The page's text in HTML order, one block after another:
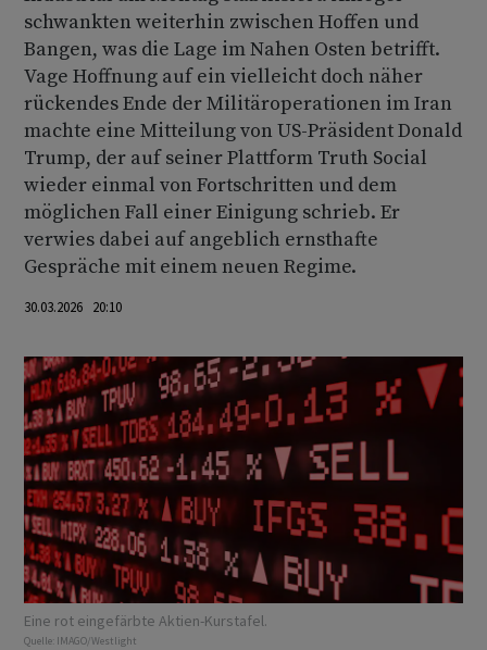
schwankten weiterhin zwischen Hoffen und
Bangen, was die Lage im Nahen Osten betrifft.
Vage Hoffnung auf ein vielleicht doch näher
rückendes Ende der Militäroperationen im Iran
machte eine Mitteilung von US-Präsident Donald
Trump, der auf seiner Plattform Truth Social
wieder einmal von Fortschritten und dem
möglichen Fall einer Einigung schrieb. Er
verwies dabei auf angeblich ernsthafte
Gespräche mit einem neuen Regime.
30.03.2026 20:10
Eine rot eingefärbte Aktien-Kurstafel.
Quelle: IMAGO/Westlight